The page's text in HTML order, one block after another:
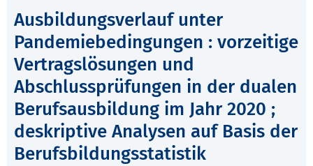
Ausbildungsverlauf unter
Pandemiebedingungen : vorzeitige
Vertragslösungen und
Abschlussprüfungen in der dualen
Berufsausbildung im Jahr 2020 ;
deskriptive Analysen auf Basis der
Berufsbildungsstatistik